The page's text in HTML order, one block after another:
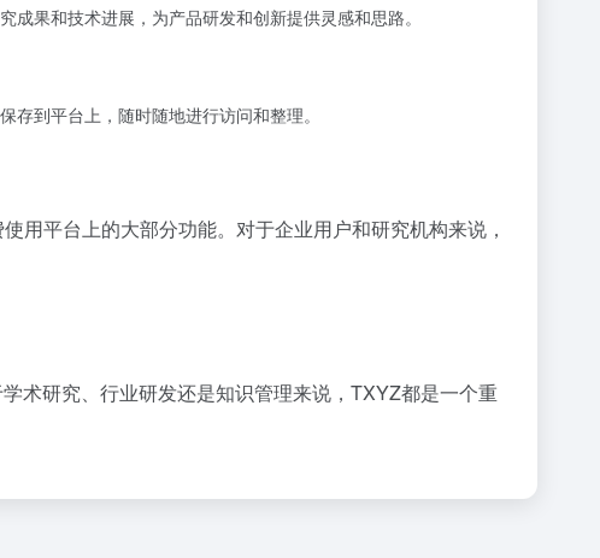
果和技术进展，为产品研发和创新提供灵感和思路。
到平台上，随时随地进行访问和整理。
用平台上的大部分功能。对于企业用户和研究机构来说，
术研究、行业研发还是知识管理来说，TXYZ都是一个重